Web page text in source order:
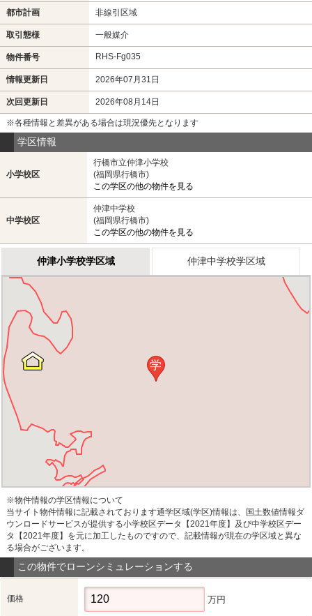
都市計画 非線引区域
取引態様 一般媒介
物件番号 RHS-Fg035
情報更新日 2026年07月31日
次回更新日 2026年08月14日
※各種情報と差異がある場合は現況優先となります
学区情報
小学校区
行橋市立仲津小学校
(福岡県行橋市)
この学区の他の物件を見る
中学校区
仲津中学校
(福岡県行橋市)
この学区の他の物件を見る
仲津小学校学区域 仲津中学校学区域
学
※物件情報の学区情報について
当サイト物件情報に記載されております通学区域(学区)情報は、国土数値情報ダ
ウンロードサービスが提供する小学校区データ【2021年度】及び中学校区デー
タ【2021年度】を元に加工したものですので、記載情報が現在の学区域と異な
る場合がございます。
この物件でローンシミュレーションする
価格 万円